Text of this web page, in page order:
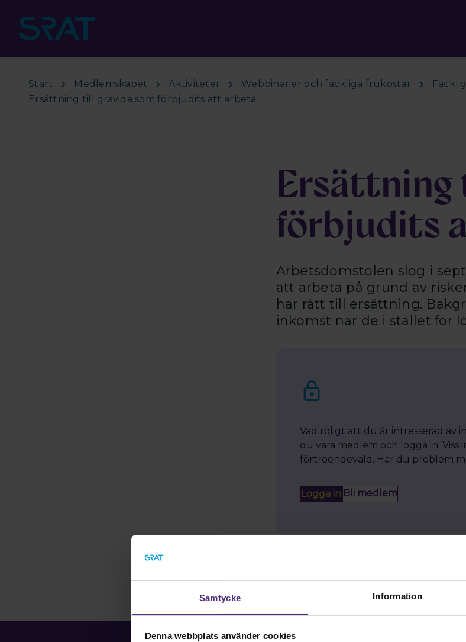
Samtycke Information
Denna webbplats använder cookies
Start Medlemskapet Aktiviteter Webbinarier och fackliga frukostar
Ersättning till gravida som förbjudits att arbeta
Ersättning
förbjudits
Arbetsdomstolen slog i
att arbeta på grund av
har rätt till ersättning.
inkomst när de i stället för
Vad roligt att du är intresserad av
du vara medlem och logga in.
förtroendevald. Har du problem
Logga in Bli medlem